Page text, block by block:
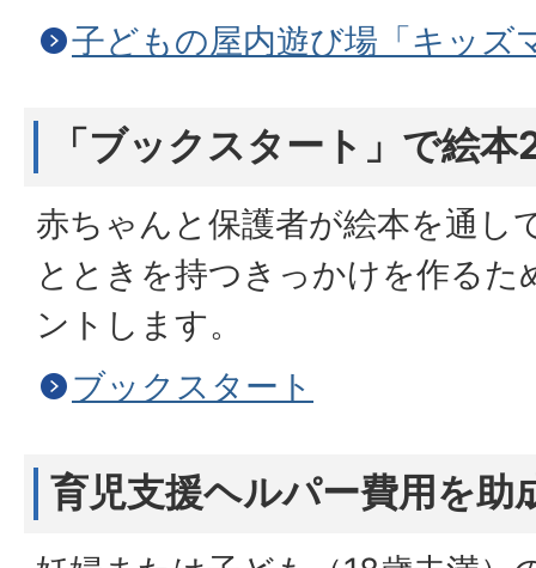
子どもの屋内遊び場「キッズ
「ブックスタート」で絵
赤ちゃんと保護者が絵本を通し
とときを持つきっかけを作るた
ントします。
ブックスタート
育児支援ヘルパー費用を助